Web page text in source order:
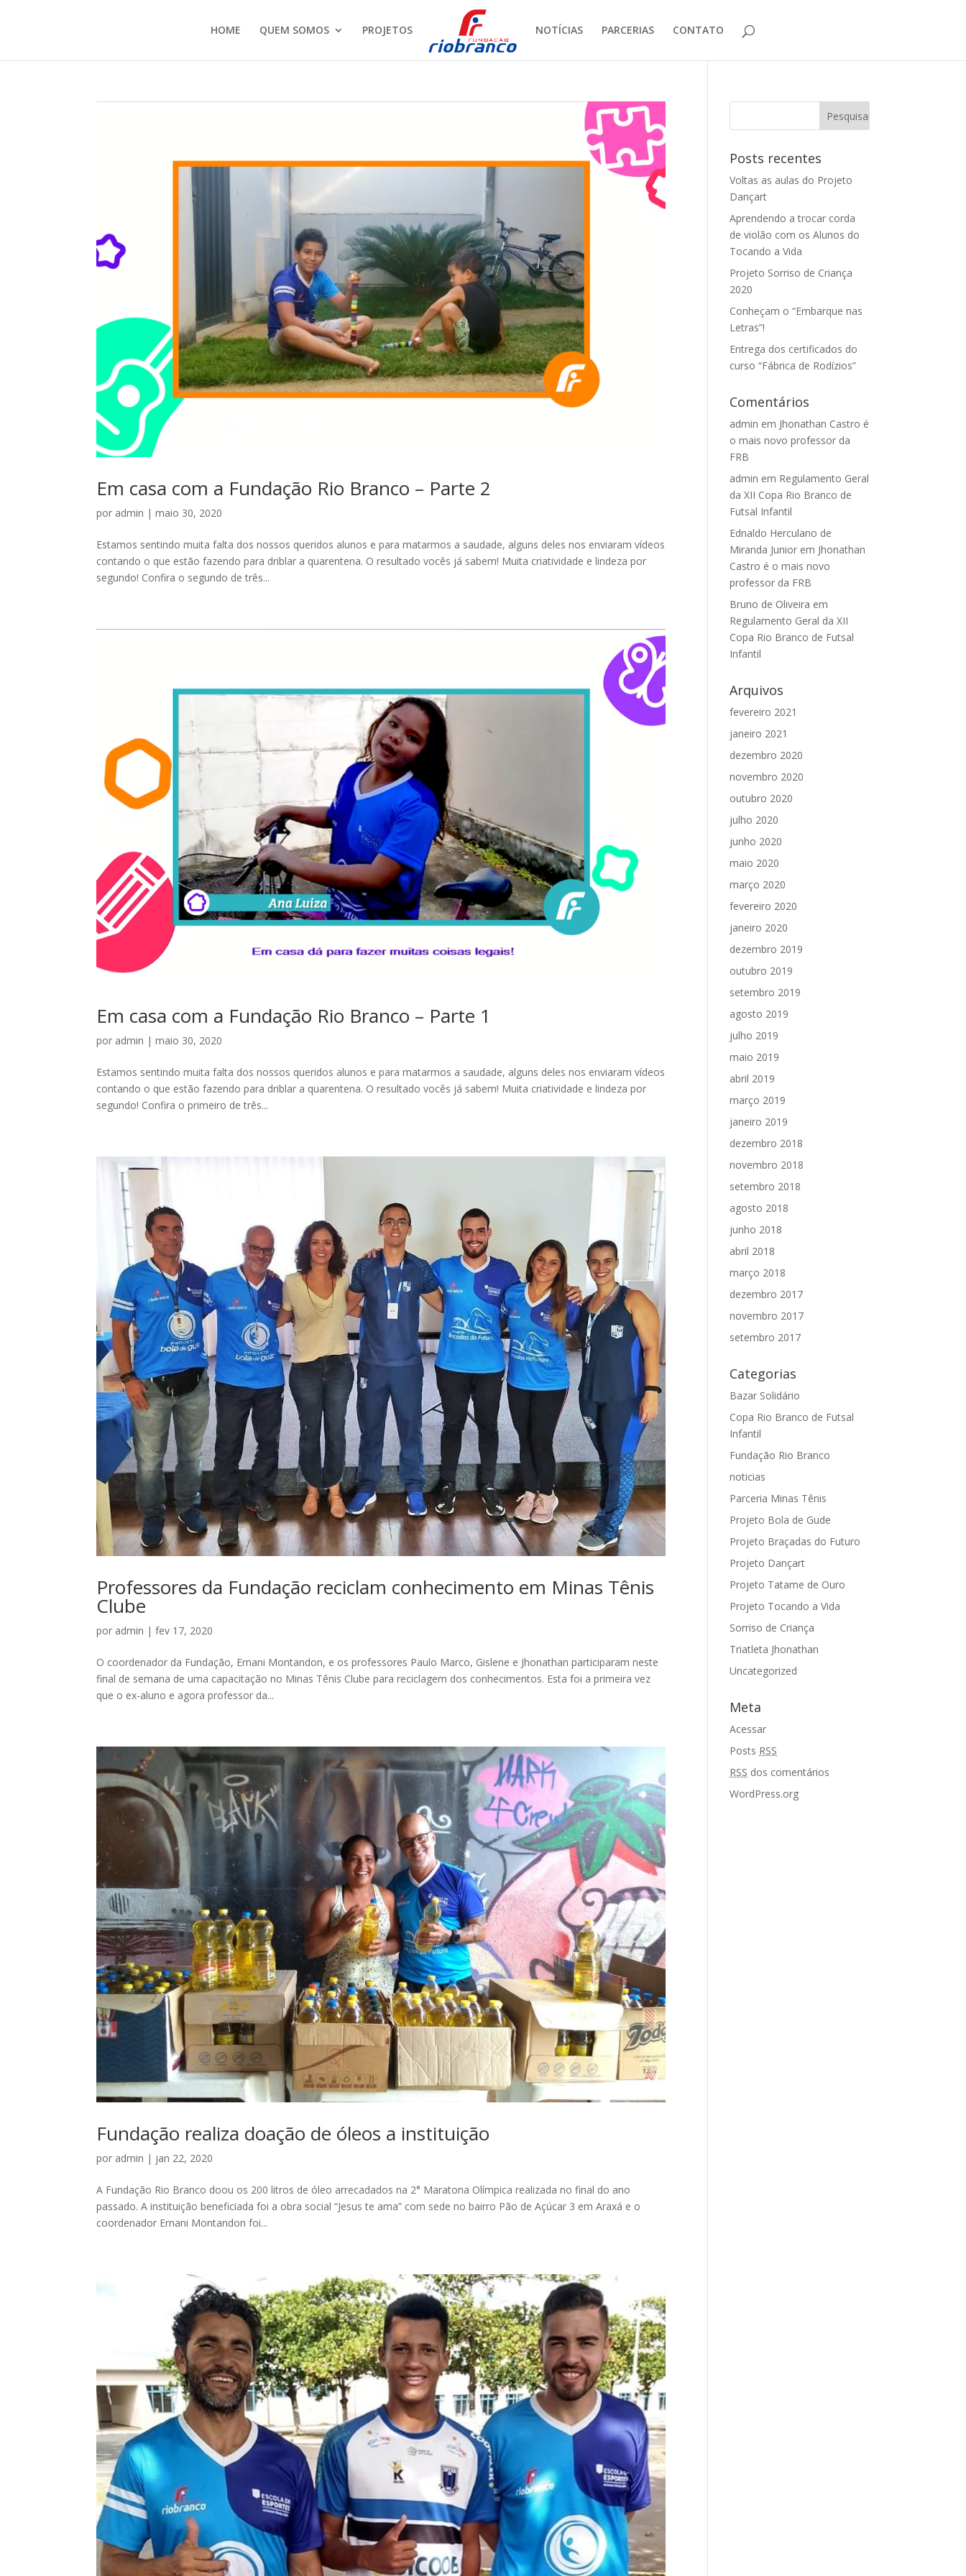
HOME QUEM SOMOS PROJETOS NOTÍCIAS PARCERIAS CONTATO
Em casa com a Fundação Rio Branco – Parte 2
por admin |maio 30, 2020
Estamos sentindo muita falta dos nossos queridos alunos e para matarmos a saudade, alguns deles nos enviaram vídeos
contando o que estão fazendo para driblar a quarentena. O resultado vocês já sabem! Muita criatividade e lindeza por
segundo! Confira o segundo de três...
Em casa com a Fundação Rio Branco – Parte 1
por admin |maio 30, 2020
Estamos sentindo muita falta dos nossos queridos alunos e para matarmos a saudade, alguns deles nos enviaram vídeos
contando o que estão fazendo para driblar a quarentena. O resultado vocês já sabem! Muita criatividade e lindeza por
segundo! Confira o primeiro de três...
Professores da Fundação reciclam conhecimento em Minas Tênis
Clube
por admin |fev 17, 2020
O coordenador da Fundação, Ernani Montandon, e os professores Paulo Marco, Gislene e Jhonathan participaram neste
final de semana de uma capacitação no Minas Tênis Clube para reciclagem dos conhecimentos. Esta foi a primeira vez
que o ex-aluno e agora professor da...
Fundação realiza doação de óleos a instituição
por admin | jan 22, 2020
A Fundação Rio Branco doou os 200 litros de óleo arrecadados na 2° Maratona Olímpica realizada no final do ano
passado. A instituição beneficiada foi a obra social “Jesus te ama” com sede no bairro Pão de Açúcar 3 em Araxá e o
coordenador Ernani Montandon foi...
Posts recentes
Voltas as aulas do Projeto
Dançart
Aprendendo a trocar corda
de violão com os Alunos do
Tocando a Vida
Projeto Sorriso de Criança
2020
Conheçam o “Embarque nas
Letras”!
Entrega dos certificados do
curso “Fábrica de Rodízios”
Comentários
admin em Jhonathan Castro é
o mais novo professor da
FRB
admin em Regulamento Geral
da XII Copa Rio Branco de
Futsal Infantil
Ednaldo Herculano de
Miranda Junior em Jhonathan
Castro é o mais novo
professor da FRB
Bruno de Oliveira em
Regulamento Geral da XII
Copa Rio Branco de Futsal
Infantil
Arquivos
fevereiro 2021
janeiro 2021
dezembro 2020
novembro 2020
outubro 2020
julho 2020
junho 2020
maio 2020
março 2020
fevereiro 2020
janeiro 2020
dezembro 2019
outubro 2019
setembro 2019
agosto 2019
julho 2019
maio 2019
abril 2019
março 2019
janeiro 2019
dezembro 2018
novembro 2018
setembro 2018
agosto 2018
junho 2018
abril 2018
março 2018
dezembro 2017
novembro 2017
setembro 2017
Categorias
Bazar Solidário
Copa Rio Branco de Futsal
Infantil
Fundação Rio Branco
noticias
Parceria Minas Tênis
Projeto Bola de Gude
Projeto Braçadas do Futuro
Projeto Dançart
Projeto Tatame de Ouro
Projeto Tocando a Vida
Sorriso de Criança
Triatleta Jhonathan
Uncategorized
Meta
Acessar
Posts RSS
RSS dos comentários
WordPress.org